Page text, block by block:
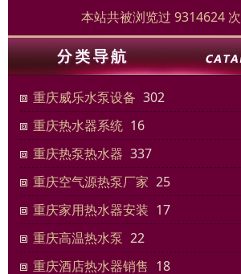
本站共被浏览过 9314624 次
重庆威乐水泵设备 302
重庆热水器系统 16
重庆热泵热水器 337
重庆空气源热泵厂家 25
重庆家用热水器安装 17
重庆高温热水泵 22
重庆酒店热水器销售 18